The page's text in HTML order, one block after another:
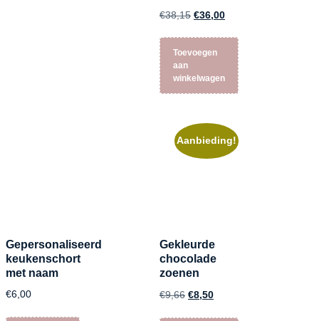
€38,15 €36,00
Toevoegen
aan
winkelwagen
Gepersonaliseerd
keukenschort
met naam
€6,00
Aanbieding!
Gekleurde
chocolade
zoenen
€9,66 €8,50